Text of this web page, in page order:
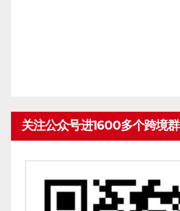
关注公众号进1600多个跨境群